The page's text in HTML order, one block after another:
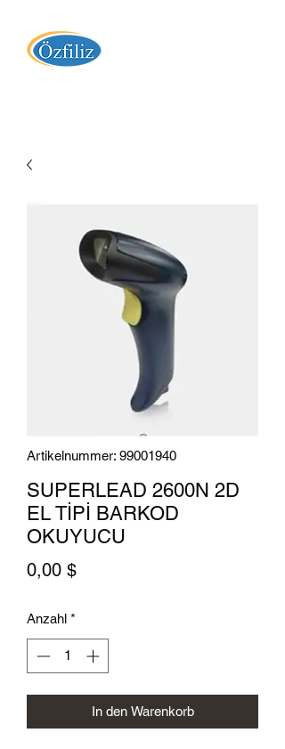
Artikelnummer: 99001940
SUPERLEAD 2600N 2D
EL TİPİ BARKOD
OKUYUCU
0,00 $Preis
Anzahl *
In den Warenkorb